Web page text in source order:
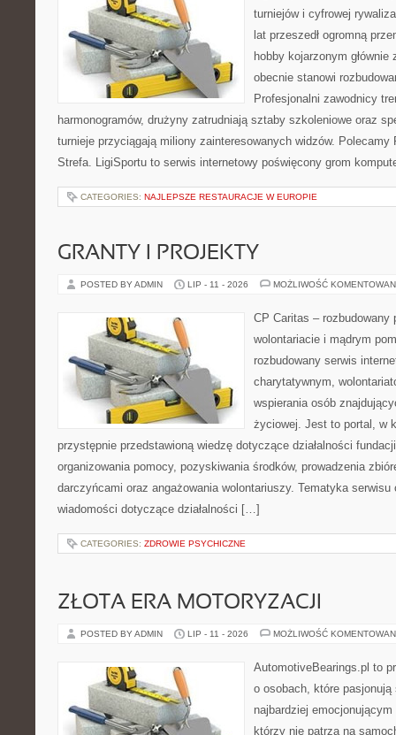
turniejów i cyfrowej
lat przeszedł ogromną
hobby kojarzonym
obecnie stanowi
Profesjonalni zawodnicy
harmonogramów, drużyny zatrudniają sztaby szkoleniowe oraz
turnieje przyciągają miliony zainteresowanych widzów.
Strefa. LigiSportu to serwis internetowy poświęcony grom
CATEGORIES: NAJLEPSZE RESTAURACJE W EUROPIE
GRANTY I PROJEKTY
POSTED BY ADMIN LIP - 11 - 2026 MOŻLIWOŚĆ
CP Caritas – rozbudowany
wolontariacie i mądrym
rozbudowany serwis
charytatywnym,
wspierania osób
życiowej. Jest to portal, w
przystępnie przedstawioną wiedzę dotyczące działalności
organizowania pomocy, pozyskiwania środków, prowadzenia
darczyńcami oraz angażowania wolontariuszy. Tematyka
wiadomości dotyczące działalności […]
CATEGORIES: ZDROWIE PSYCHICZNE
ZŁOTA ERA MOTORYZACJI
POSTED BY ADMIN LIP - 11 - 2026 MOŻLIWOŚĆ
AutomotiveBearings.pl to
o osobach, które
najbardziej
którzy nie patrzą na